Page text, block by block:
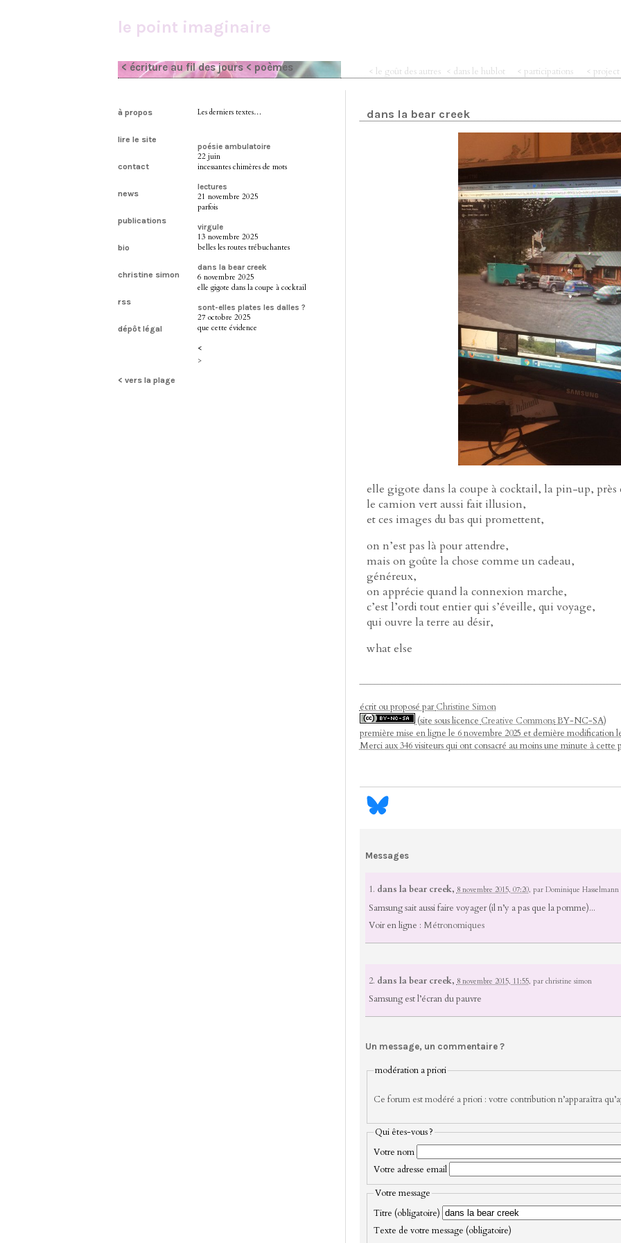
le point imaginaire
< écriture au fil des jours < poèmes < le goût des autres < dans le hublot < participations <
à propos
lire le site
contact
news
publications
bio
christine simon
rss
dépôt légal
< vers la plage
Les derniers textes…
poésie ambulatoire
22 juin
incessantes chimères de mots
lectures
21 novembre 2025
parfois
virgule
13 novembre 2025
belles les routes trébuchantes
dans la bear creek
6 novembre 2025
elle gigote dans la coupe à cocktail
sont-elles plates les dalles ?
27 octobre 2025
que cette évidence
<
>
dans la bear creek
elle gigote dans la coupe à cocktail, la pin-up, près
le camion vert aussi fait illusion,
et ces images du bas qui promettent,
on n’est pas là pour attendre,
mais on goûte la chose comme un cadeau,
généreux,
on apprécie quand la connexion marche,
c’est l’ordi tout entier qui s’éveille, qui voyage,
qui ouvre la terre au désir,
what else
écrit ou proposé parChristine Simon
(site sous licence Creative CommonsBY-NC-SA)
première mise en ligne le 6 novembre 2025 et dernière modification
Merci aux 346 visiteurs qui ont consacré au moins une minute à cette
Messages
1. dans la bear creek, 8 novembre 2015, 07:20, par Dominique Hasselmann
Samsung sait aussi faire voyager (il n’y a pas que la pomme)...
Voir en ligne : Métronomiques
2. dans la bear creek, 8 novembre 2015, 11:55, par christine simon
Samsung est l’écran du pauvre
Un message, un commentaire ?
modération a priori
Ce forum est modéré a priori : votre contribution n’apparaîtra
Qui êtes-vous ?
Votre nom
Votre adresse email
Votre message
Titre (obligatoire)
Texte de votre message (obligatoire)